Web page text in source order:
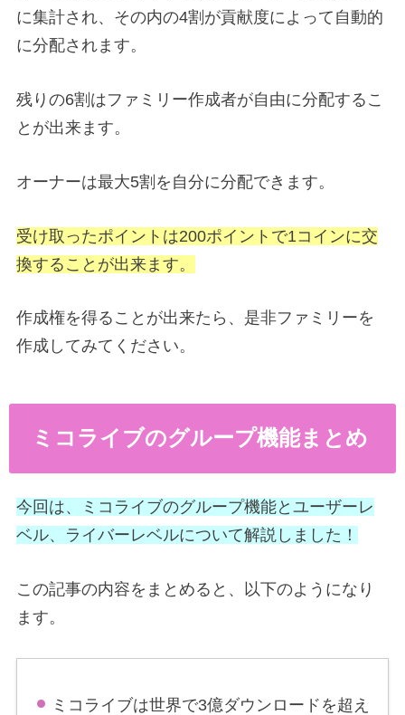
に集計され、その内の4割が貢献度によって自動的
に分配されます。
残りの6割はファミリー作成者が自由に分配するこ
とが出来ます。
オーナーは最大5割を自分に分配できます。
受け取ったポイントは200ポイントで1コインに交
換することが出来ます。
作成権を得ることが出来たら、是非ファミリーを
作成してみてください。
ミコライブのグループ機能まとめ
今回は、ミコライブのグループ機能とユーザーレ
ベル、ライバーレベルについて解説しました！
この記事の内容をまとめると、以下のようになり
ます。
ミコライブは世界で3億ダウンロードを超え